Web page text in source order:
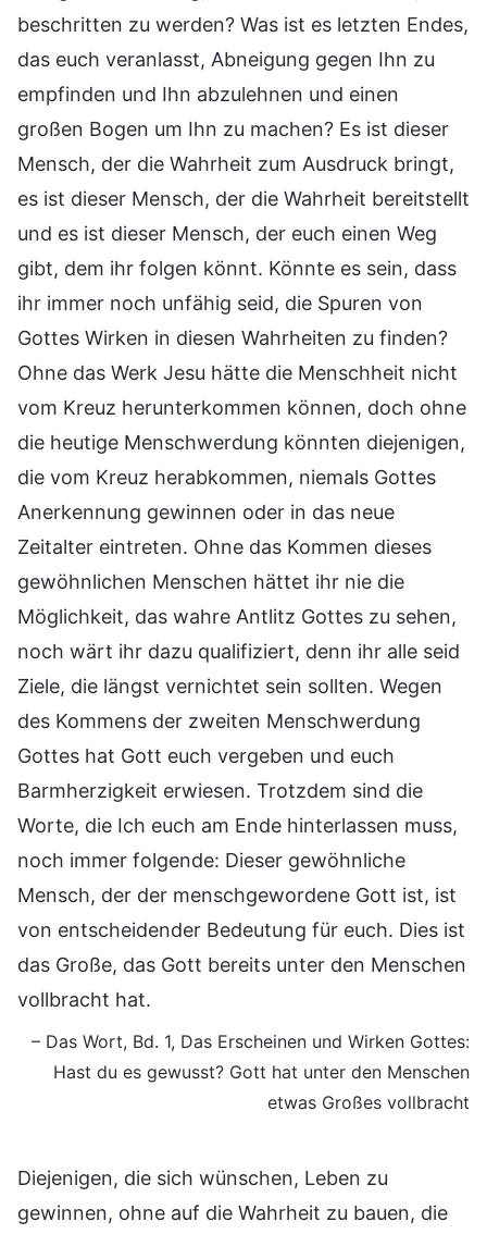
beschritten zu werden? Was ist es letzten Endes,
das euch veranlasst, Abneigung gegen Ihn zu
empfinden und Ihn abzulehnen und einen
großen Bogen um Ihn zu machen? Es ist dieser
Mensch, der die Wahrheit zum Ausdruck bringt,
es ist dieser Mensch, der die Wahrheit bereitstellt
und es ist dieser Mensch, der euch einen Weg
gibt, dem ihr folgen könnt. Könnte es sein, dass
ihr immer noch unfähig seid, die Spuren von
Gottes Wirken in diesen Wahrheiten zu finden?
Ohne das Werk Jesu hätte die Menschheit nicht
vom Kreuz herunterkommen können, doch ohne
die heutige Menschwerdung könnten diejenigen,
die vom Kreuz herabkommen, niemals Gottes
Anerkennung gewinnen oder in das neue
Zeitalter eintreten. Ohne das Kommen dieses
gewöhnlichen Menschen hättet ihr nie die
Möglichkeit, das wahre Antlitz Gottes zu sehen,
noch wärt ihr dazu qualifiziert, denn ihr alle seid
Ziele, die längst vernichtet sein sollten. Wegen
des Kommens der zweiten Menschwerdung
Gottes hat Gott euch vergeben und euch
Barmherzigkeit erwiesen. Trotzdem sind die
Worte, die Ich euch am Ende hinterlassen muss,
noch immer folgende: Dieser gewöhnliche
Mensch, der der menschgewordene Gott ist, ist
von entscheidender Bedeutung für euch. Dies ist
das Große, das Gott bereits unter den Menschen
vollbracht hat.
– Das Wort, Bd. 1, Das Erscheinen und Wirken Gottes:
Hast du es gewusst? Gott hat unter den Menschen
etwas Großes vollbracht
Diejenigen, die sich wünschen, Leben zu
gewinnen, ohne auf die Wahrheit zu bauen, die